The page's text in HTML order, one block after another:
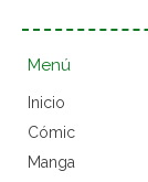
Menú
Inicio
Cómic
Manga